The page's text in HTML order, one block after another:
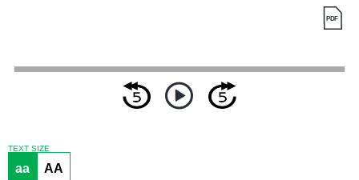
TEXT SIZE
aa AA